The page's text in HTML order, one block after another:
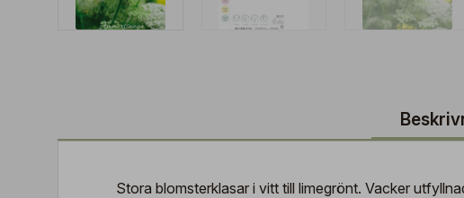
Stora blomsterklasar i vitt till limegrönt. Vacker